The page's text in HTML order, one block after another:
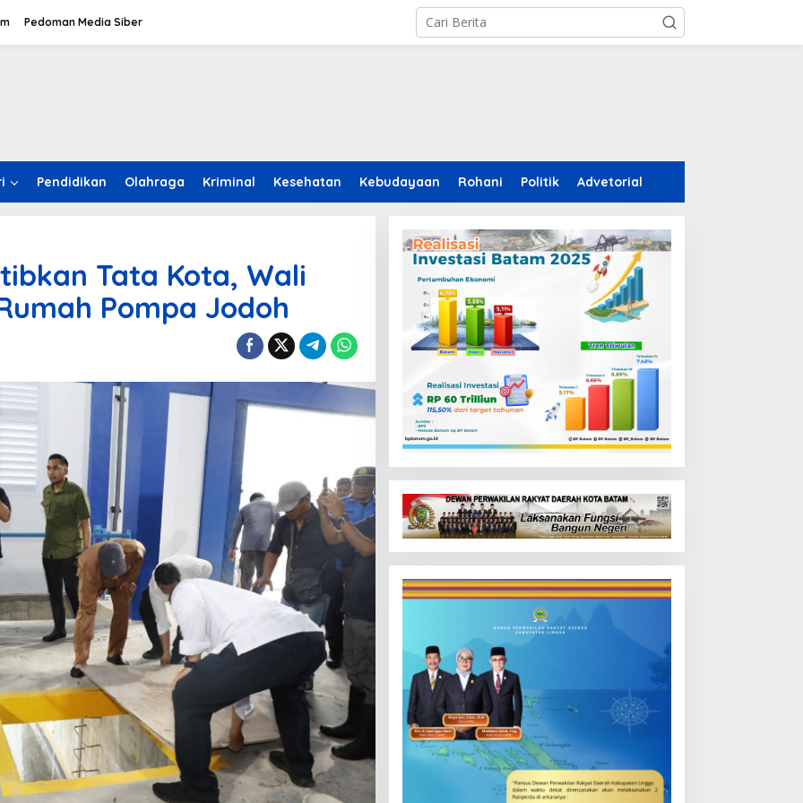
Pedoman Media Siber
Pendidikan Olahraga Kriminal Kesehatan Kebudayaan Rohani Politik Advetorial
Tata Kota, Wali
Pompa Jodoh